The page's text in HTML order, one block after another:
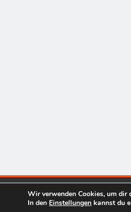
Wir verwenden Cookies, um dir
In den Einstellungen kannst du